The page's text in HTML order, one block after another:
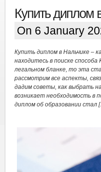
Купить диплом
On 6 January
Купить диплом в Нальчике –
находитесь в поиске
легальном бланке, то эта
рассмотрим все аспекты,
дадим советы, как выбрать
возникает необходимость в
диплом об образовании стал